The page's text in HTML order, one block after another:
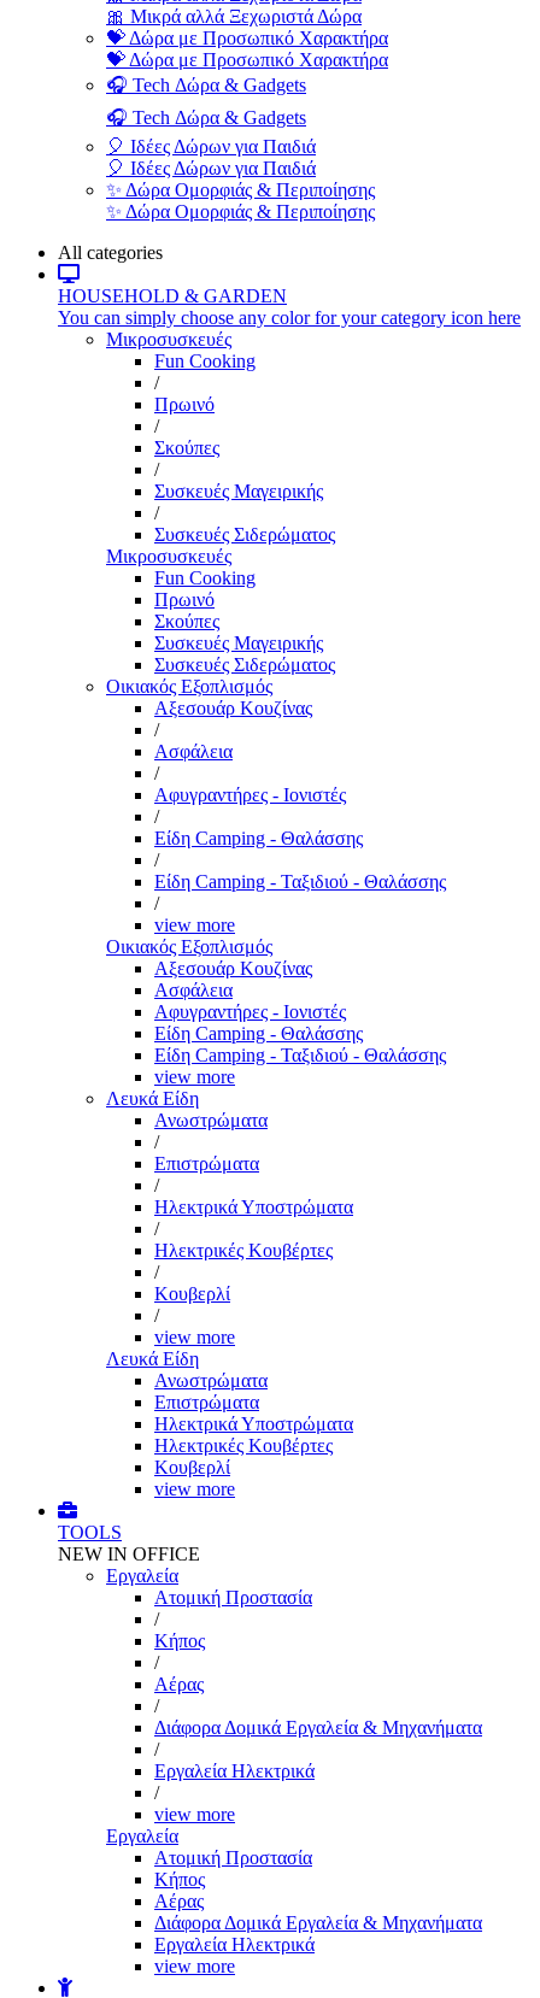
🎀 Μικρά αλλά Ξεχωριστά Δώρα
💝 Δώρα με Προσωπικό Χαρακτήρα
💝 Δώρα με Προσωπικό Χαρακτήρα
🎧 Tech Δώρα & Gadgets
🎧 Tech Δώρα & Gadgets
🎈 Ιδέες Δώρων για Παιδιά
🎈 Ιδέες Δώρων για Παιδιά
✨ Δώρα Ομορφιάς & Περιποίησης
✨ Δώρα Ομορφιάς & Περιποίησης
All categories
HOUSEHOLD & GARDEN
You can simply choose any color for your category icon here
Μικροσυσκευές
Fun Cooking
/
Πρωινό
/
Σκούπες
/
Συσκευές Μαγειρικής
/
Συσκευές Σιδερώματος
Μικροσυσκευές
Fun Cooking
Πρωινό
Σκούπες
Συσκευές Μαγειρικής
Συσκευές Σιδερώματος
Οικιακός Εξοπλισμός
Αξεσουάρ Κουζίνας
/
Ασφάλεια
/
Αφυγραντήρες - Ιονιστές
/
Είδη Camping - Θαλάσσης
/
Είδη Camping - Ταξιδιού - Θαλάσσης
/
view more
Οικιακός Εξοπλισμός
Αξεσουάρ Κουζίνας
Ασφάλεια
Αφυγραντήρες - Ιονιστές
Είδη Camping - Θαλάσσης
Είδη Camping - Ταξιδιού - Θαλάσσης
view more
Λευκά Είδη
Ανωστρώματα
/
Επιστρώματα
/
Ηλεκτρικά Υποστρώματα
/
Ηλεκτρικές Κουβέρτες
/
Κουβερλί
/
view more
Λευκά Είδη
Ανωστρώματα
Επιστρώματα
Ηλεκτρικά Υποστρώματα
Ηλεκτρικές Κουβέρτες
Κουβερλί
view more
TOOLS
NEW IN OFFICE
Εργαλεία
Aτομική Προστασία
/
Kήπος
/
Αέρας
/
Διάφορα Δομικά Εργαλεία & Μηχανήματα
/
Εργαλεία Ηλεκτρικά
/
view more
Εργαλεία
Aτομική Προστασία
Kήπος
Αέρας
Διάφορα Δομικά Εργαλεία & Μηχανήματα
Εργαλεία Ηλεκτρικά
view more